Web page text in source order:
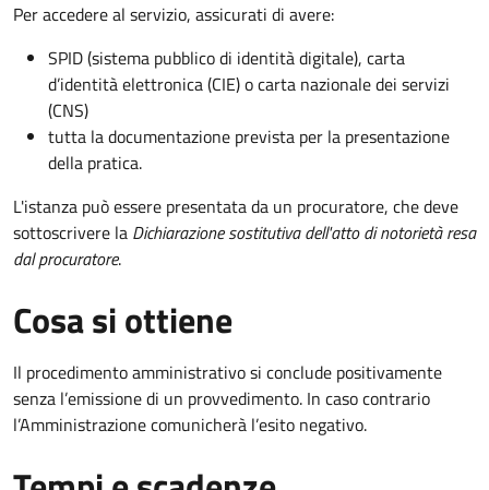
Per accedere al servizio, assicurati di avere:
SPID (sistema pubblico di identità digitale), carta
d’identità elettronica (CIE) o carta nazionale dei servizi
(CNS)
tutta la documentazione prevista per la presentazione
della pratica.
L'istanza può essere presentata da un procuratore, che deve
sottoscrivere la Dichiarazione sostitutiva dell'atto di notorietà resa
dal procuratore.
Cosa si ottiene
Il procedimento amministrativo si conclude positivamente
senza l’emissione di un provvedimento. In caso contrario
l’Amministrazione comunicherà l’esito negativo.